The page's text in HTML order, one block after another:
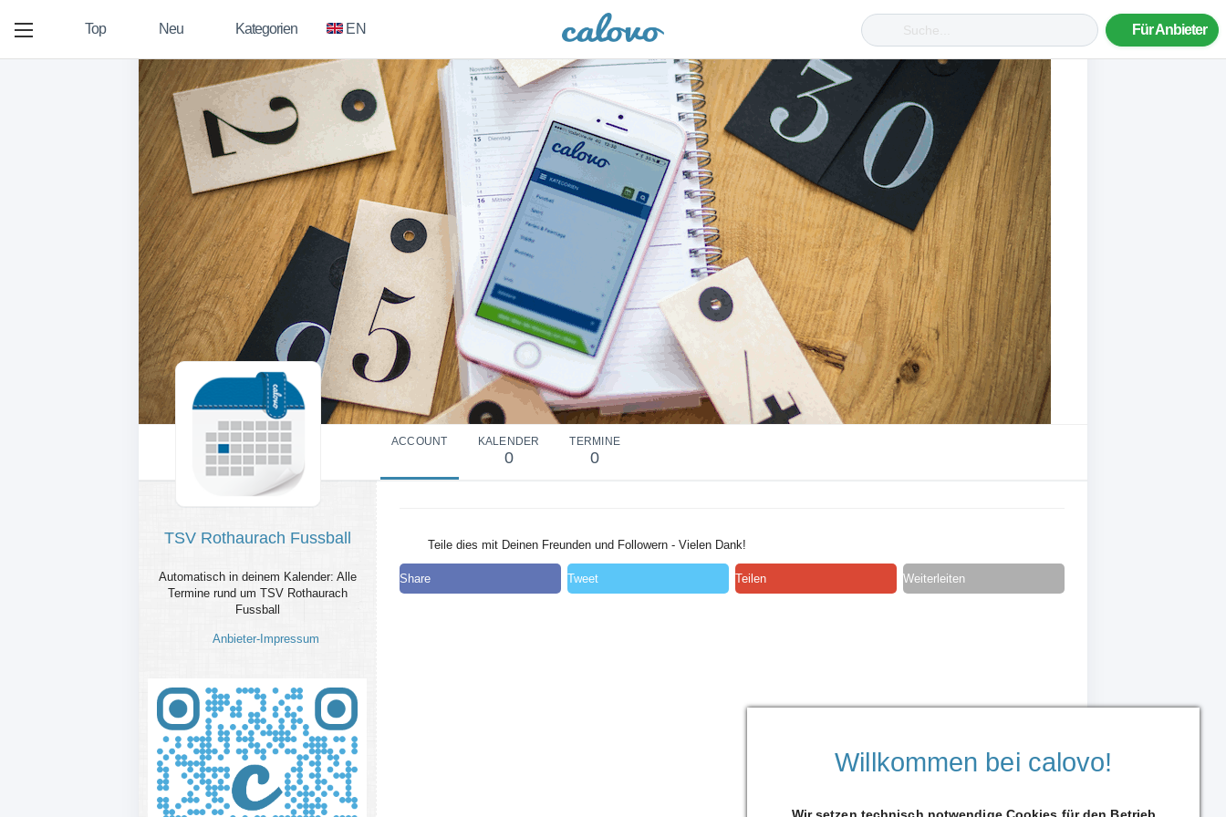
Top Neu Kategorien EN Für Anbieter
ACCOUNT KALENDER
0
TERMINE
0
TSV Rothaurach Fussball
Automatisch in deinem Kalender: Alle
Termine rund um TSV Rothaurach
Fussball
Anbieter-Impressum
Teile dies mit Deinen Freunden und Followern - Vielen Dank!
Share Tweet Teilen Weiterleiten
Willkommen bei calovo!
Wir setzen technisch notwendige Cookies für den Betrieb